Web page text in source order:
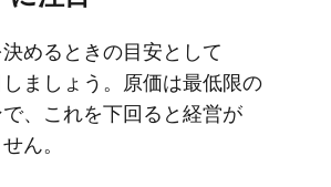
める​ときの​目安と​して​
ましょう。​原価は​最低限の​
、​これを​下回ると​経営が​
ん。